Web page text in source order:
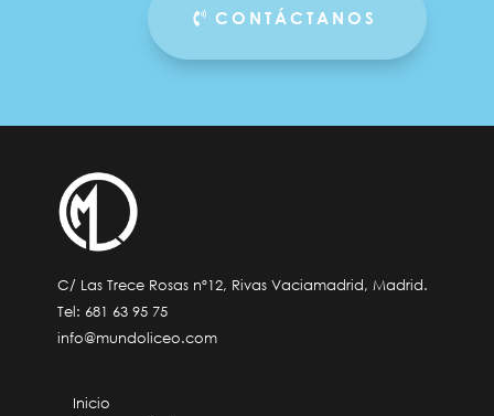
CONTÁCTANOS
C/ Las Trece Rosas nº12, Rivas Vaciamadrid, Madrid.
Tel: 681 63 95 75
info@mundoliceo.com
Inicio